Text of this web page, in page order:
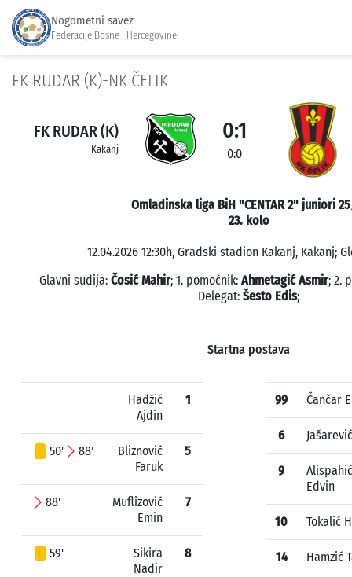
Nogometni savez
Federacije Bosne i Hercegovine
FK RUDAR (K)-NK ČELIK
FK RUDAR (K)
Kakanj
0:1
0:0
Omladinska liga BiH "CENTAR 2" juniori
23. kolo
12.04.2026 12:30h, Gradski stadion Kakanj, Kakanj;
Glavni sudija: Čosić Mahir; 1. pomoćnik: Ahmetagić Asmir; 2.
Delegat: Šesto Edis;
Startna postava
Hadžić
Ajdin
1
50' 88'
Bliznović
Faruk
5
88'
Muflizović
Emin
7
59'
Sikira
Nadir
8
99 Čančar
6
9
Alispahić
Edvin
10 Tokalić
14 Hamzić